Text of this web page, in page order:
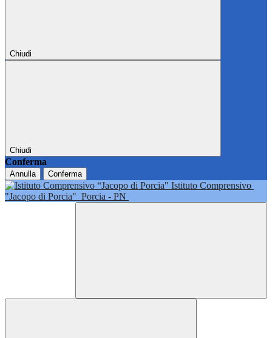
Chiudi
Chiudi
Conferma
Annulla Conferma
Istituto Comprensivo
"Jacopo di Porcia" Porcia - PN